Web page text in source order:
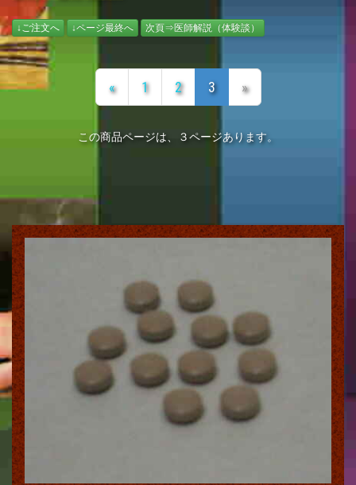
↓ご注文へ ↓ページ最終へ 次頁⇒医師解説（体験談）
« 1 2 3 »
この商品ページは、３ページあります。